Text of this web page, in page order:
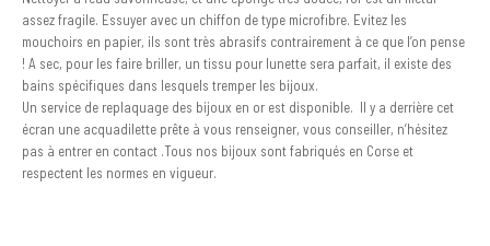
assez fragile. Essuyer avec un chiffon de type microfibre. Evitez les
mouchoirs en papier, ils sont très abrasifs contrairement à ce que l’on pense
! A sec, pour les faire briller, un tissu pour lunette sera parfait, il existe des
bains spécifiques dans lesquels tremper les bijoux.
Un service de replaquage des bijoux en or est disponible. Il y a derrière cet
écran une acquadilette prête à vous renseigner, vous conseiller, n’hésitez
pas à entrer en contact .Tous nos bijoux sont fabriqués en Corse et
respectent les normes en vigueur.